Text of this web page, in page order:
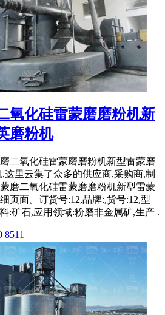
氧化硅雷蒙磨磨粉机新
磨粉机
二氧化硅雷蒙磨磨粉机新型雷蒙磨
这里云集了众多的供应商,采购商,制
磨二氧化硅雷蒙磨磨粉机新型雷蒙
页面。订货号:12,品牌:,货号:12,型
:矿石,应用领域:粉磨非金属矿,生产 .
8511